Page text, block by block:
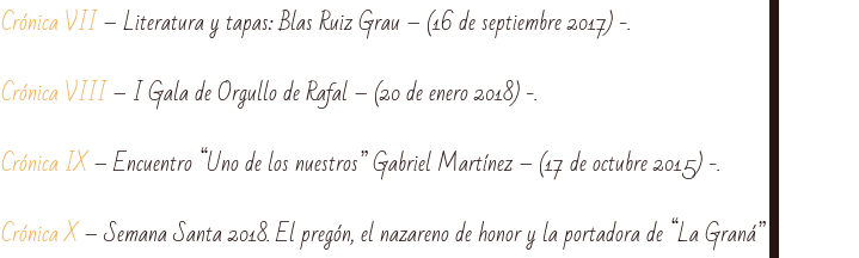
Crónica VII– Literatura y tapas: Blas Ruiz Grau – (16 de septiembre 2017) -.
Crónica VIII– I Gala de Orgullo de Rafal – (20 de enero 2018) -.
Crónica IX– Encuentro “Uno de los nuestros” Gabriel Martínez – (17 de octubre 2015) -.
Crónica X– Semana Santa 2018. El pregón, el nazareno de honor y la portadora de “La Graná”